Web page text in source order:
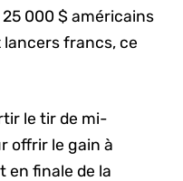
000 $ américains
lancers francs, ce
le tir de mi-
offrir le gain à
en finale de la